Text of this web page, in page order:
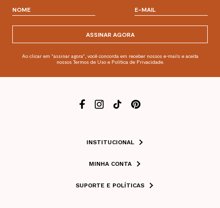
ASSINAR AGORA
Ao clicar em "assinar agora", você concorda em receber nossos e-mails e aceita
nossos Termos de Uso e Política de Privacidade.
INSTITUCIONAL
MINHA CONTA
SUPORTE E POLÍTICAS